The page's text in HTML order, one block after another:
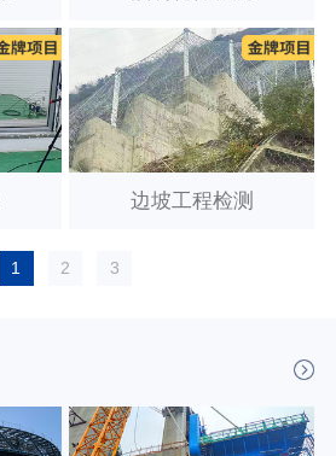
边坡工程检测
1 2 3